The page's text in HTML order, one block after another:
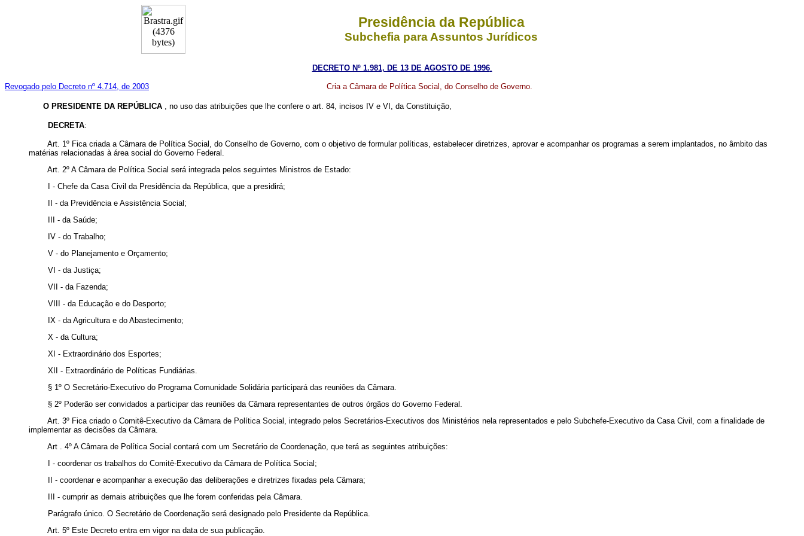
Presidência da República
Subchefia para Assuntos Jurídicos
DECRETO Nº 1.981, DE 13 DE AGOSTO DE 1996.
Revogado pelo Decreto nº 4.714, de 2003 Cria a Câmara de Política Social, do Conselho de Governo.
O PRESIDENTE DA REPÚBLICA , no uso das atribuições que lhe confere o art. 84, incisos IV e VI, da Constituição,
DECRETA:
Art. 1º Fica criada a Câmara de Política Social, do Conselho de Governo, com o objetivo de formular políticas, estabelecer diretrizes, aprovar e acompanhar os programas a serem implantados, no âmbito das
matérias relacionadas à área social do Governo Federal.
Art. 2º A Câmara de Política Social será integrada pelos seguintes Ministros de Estado:
I - Chefe da Casa Civil da Presidência da República, que a presidirá;
II - da Previdência e Assistência Social;
III - da Saúde;
IV - do Trabalho;
V - do Planejamento e Orçamento;
VI - da Justiça;
VII - da Fazenda;
VIII - da Educação e do Desporto;
IX - da Agricultura e do Abastecimento;
X - da Cultura;
XI - Extraordinário dos Esportes;
XII - Extraordinário de Políticas Fundiárias.
§ 1º O Secretário-Executivo do Programa Comunidade Solidária participará das reuniões da Câmara.
§ 2º Poderão ser convidados a participar das reuniões da Câmara representantes de outros órgãos do Governo Federal.
Art. 3º Fica criado o Comitê-Executivo da Câmara de Política Social, integrado pelos Secretários-Executivos dos Ministérios nela representados e pelo Subchefe-Executivo da Casa Civil, com a finalidade de
implementar as decisões da Câmara.
Art . 4º A Câmara de Política Social contará com um Secretário de Coordenação, que terá as seguintes atribuições:
I - coordenar os trabalhos do Comitê-Executivo da Câmara de Política Social;
II - coordenar e acompanhar a execução das deliberações e diretrizes fixadas pela Câmara;
III - cumprir as demais atribuições que lhe forem conferidas pela Câmara.
Parágrafo único. O Secretário de Coordenação será designado pelo Presidente da República.
Art. 5º Este Decreto entra em vigor na data de sua publicação.